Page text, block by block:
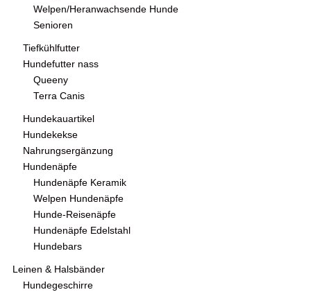
Welpen/Heranwachsende Hunde
Senioren
Tiefkühlfutter
Hundefutter nass
Queeny
Terra Canis
Hundekauartikel
Hundekekse
Nahrungsergänzung
Hundenäpfe
Hundenäpfe Keramik
Welpen Hundenäpfe
Hunde-Reisenäpfe
Hundenäpfe Edelstahl
Hundebars
Leinen & Halsbänder
Hundegeschirre